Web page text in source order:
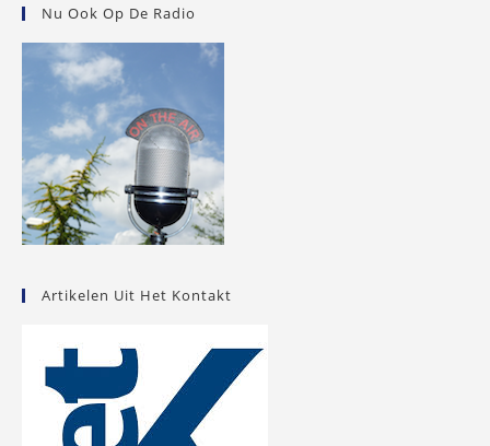
Nu Ook Op De Radio
Artikelen Uit Het Kontakt